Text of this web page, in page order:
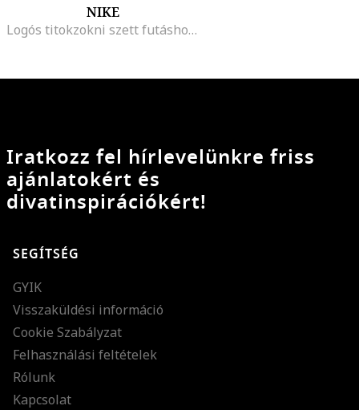
NIKE
Logós titokzokni szett futáshoz - 3 pár, Fekete
Iratkozz fel hírlevelünkre friss
ajánlatokért és
divatinspirációkért!
SEGÍTSÉG
GYIK
Visszaküldési információ
Cookie Szabályzat
Felhasználási feltételek
Rólunk
Kapcsolat